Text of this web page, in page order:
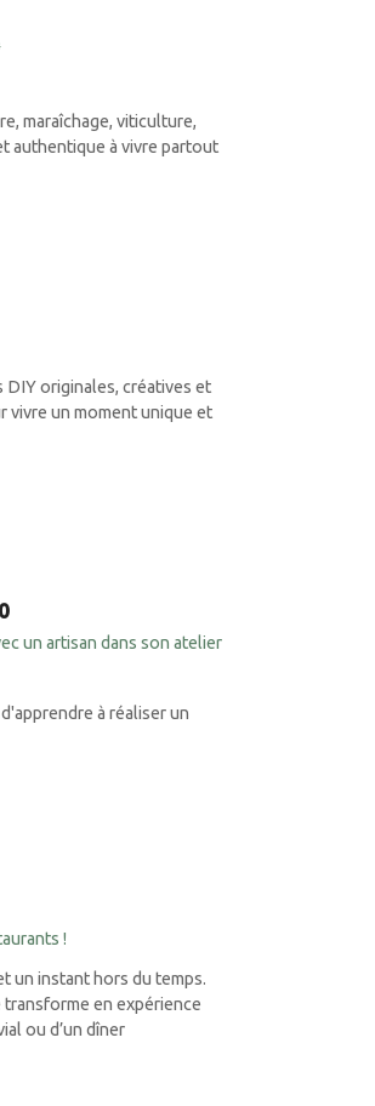
maraîchage, viticulture,
authentique à vivre partout
originales, créatives et
vivre un moment unique et
un artisan dans son atelier
à réaliser un
!
un instant hors du temps.
en expérience
ou d’un dîner